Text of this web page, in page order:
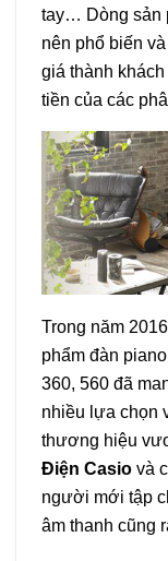
tay… Dòng sản
nên phổ biến
giá thành
tiền của các
Trong năm
phẩm đàn
360, 560 đã
nhiều lựa chọn
thương hiệu
Điện Casiovà
người mới tập
âm thanh cũng